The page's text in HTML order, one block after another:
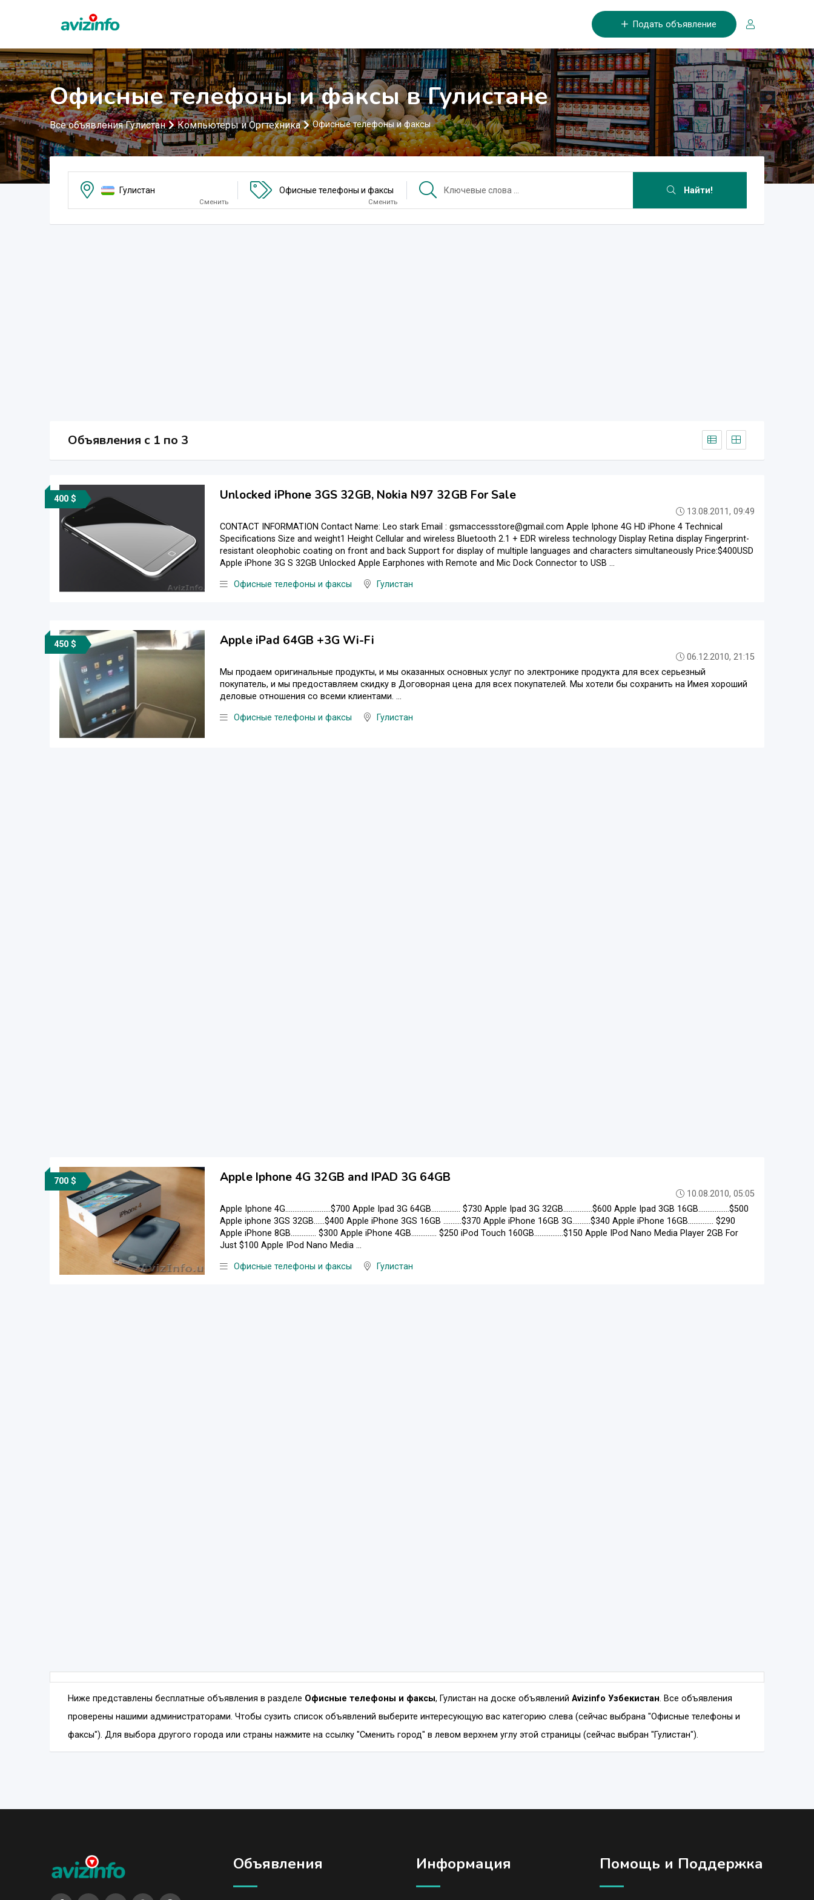
Подать объявление
Офисные телефоны и факсы в Гулистане
Все объявления Гулистан Компьютеры и Оргтехника Офисные телефоны и факсы
Гулистан
Сменить
Офисные телефоны и факсы
Сменить
Найти!
Объявления c 1 по 3
400 $ Unlocked iPhone 3GS 32GB, Nokia N97 32GB For Sale
13.08.2011, 09:49
CONTACT INFORMATION Contact Name: Leo stark Email : gsmaccessstore@gmail.com Apple Iphone 4G HD iPhone 4 Technical
Specifications Size and weight1 Height Cellular and wireless Bluetooth 2.1 + EDR wireless technology Display Retina display Fingerprint-
resistant oleophobic coating on front and back Support for display of multiple languages and characters simultaneously Price:$400USD
Apple iPhone 3G S 32GB Unlocked Apple Earphones with Remote and Mic Dock Connector to USB ...
Офисные телефоны и факсы Гулистан
450 $ Apple iPad 64GB +3G Wi-Fi
06.12.2010, 21:15
Мы продаем оригинальные продукты, и мы оказанных основных услуг по электронике продукта для всех серьезный
покупатель, и мы предоставляем скидку в Договорная цена для всех покупателей. Мы хотели бы сохранить на Имея хороший
деловые отношения со всеми клиентами. ...
Офисные телефоны и факсы Гулистан
700 $ Apple Iphone 4G 32GB and IPAD 3G 64GB
10.08.2010, 05:05
Apple Iphone 4G.........................$700 Apple Ipad 3G 64GB................ $730 Apple Ipad 3G 32GB................$600 Apple Ipad 3GB 16GB.................$500
Apple iphone 3GS 32GB......$400 Apple iPhone 3GS 16GB ..........$370 Apple iPhone 16GB 3G..........$340 Apple iPhone 16GB.............. $290
Apple iPhone 8GB.............. $300 Apple iPhone 4GB.............. $250 iPod Touch 160GB................$150 Apple IPod Nano Media Player 2GB For
Just $100 Apple IPod Nano Media ...
Офисные телефоны и факсы Гулистан
Ниже представлены бесплатные объявления в разделе Офисные телефоны и факсы, Гулистан на доске объявлений Avizinfo Узбекистан. Все объявления
проверены нашими администраторами. Чтобы сузить список объявлений выберите интересующую вас категорию слева (сейчас выбрана "Офисные телефоны и
факсы"). Для выбора другого города или страны нажмите на ссылку "Сменить город" в левом верхнем углу этой страницы (сейчас выбран "Гулистан").
Объявления Информация Помощь и Поддержка